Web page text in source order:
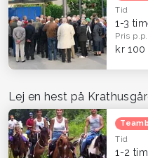
Tid
1-3
Pris p.p.
kr 100
Lej en hest på
Tid
1-2